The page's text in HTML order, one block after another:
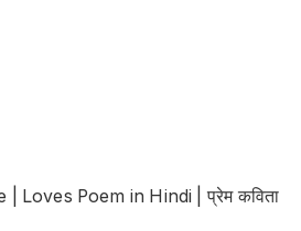
Loves Poem in Hindi | प्रेम कविता